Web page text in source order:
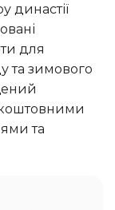
династії
для
та зимового
та